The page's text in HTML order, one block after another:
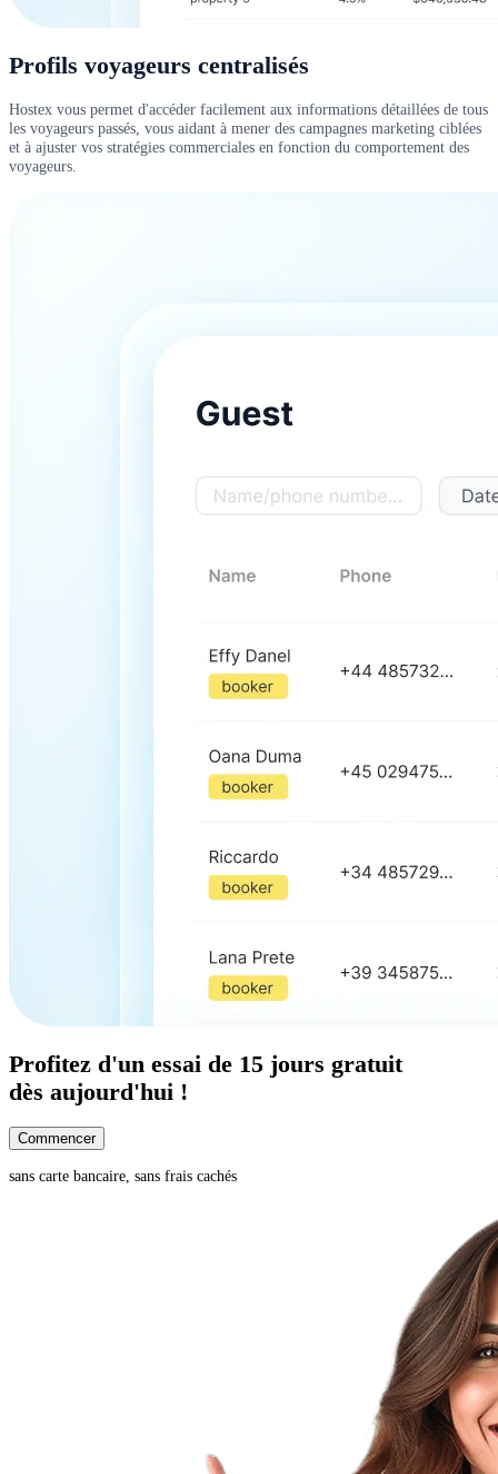
Profils voyageurs centralisés
Hostex vous permet d'accéder facilement aux informations détaillées de tous
les voyageurs passés, vous aidant à mener des campagnes marketing ciblées
et à ajuster vos stratégies commerciales en fonction du comportement des
voyageurs.
Profitez d'un essai de 15 jours gratuit
dès aujourd'hui !
Commencer
sans carte bancaire, sans frais cachés